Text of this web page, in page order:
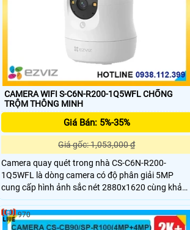
CAMERA WIFI S-C6N-R200-1Q5WFL CHỐNG
TRỘM THÔNG MINH
Giá Bán: 5%-35%
Giá gốc: 1,053,000 ₫
Camera quay quét trong nhà CS-C6N-R200-
1Q5WFL là dòng camera có độ phân giải 5MP
cung cấp hình ảnh sắc nét 2880x1620 cùng khả
năng xoay linh hoạt.Ánh sáng kép cho xem ban
đêm hồng ngoại 10m, báo động thông minh phát
hiện chuyển động,hình dạng con người hỗ trợ khe
970